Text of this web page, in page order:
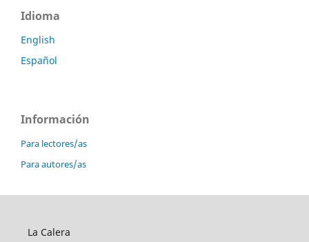
Idioma
English
Español
Información
Para lectores/as
Para autores/as
La Calera